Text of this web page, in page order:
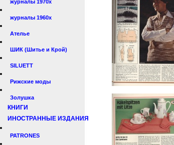
журналы 1970х
журналы 1960х
Ателье
ШИК (Шитье и Крой)
SILUETT
Рижские моды
Золушка
КНИГИ
ИНОСТРАННЫЕ ИЗДАНИЯ
PATRONES